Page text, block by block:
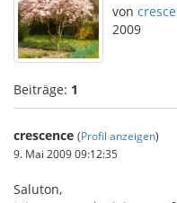
von
2009
Beiträge: 1
crescence (Profil anzeigen)
9. Mai 2009 09:12:35
Saluton,